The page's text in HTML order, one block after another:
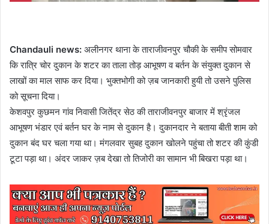
Chandauli news: अलीनगर थाना के ताराजीवनपुर चौकी के समीप सोमवार
कि रात्रि चोर दुकान के शटर का ताला तोड़ आभूषण व बर्तन के संयुक्त दुकान से
लाखों का माल साफ कर दिया। भुक्तभोगी को ज़ब जानकारी हुयी तो उसने पुलिस
को सूचना दिया।
केशवपुर कुछमन गांव निवासी जितेंद्र सेठ की ताराजीवनपुर बाजार में श्रृंजल
आभूषण भंडार एवं बर्तन घर के नाम से दुकान है। दुकानदार ने बताया बीती शाम को
दुकान बंद घर चला गया था। मंगलवार सुबह दुकान खोलने पहुंचा तो शटर की कुंडी
टूटा पड़ा था। अंदर जाकर ज़ब देखा तो तिजोरी का सामान भी बिखरा पड़ा था।